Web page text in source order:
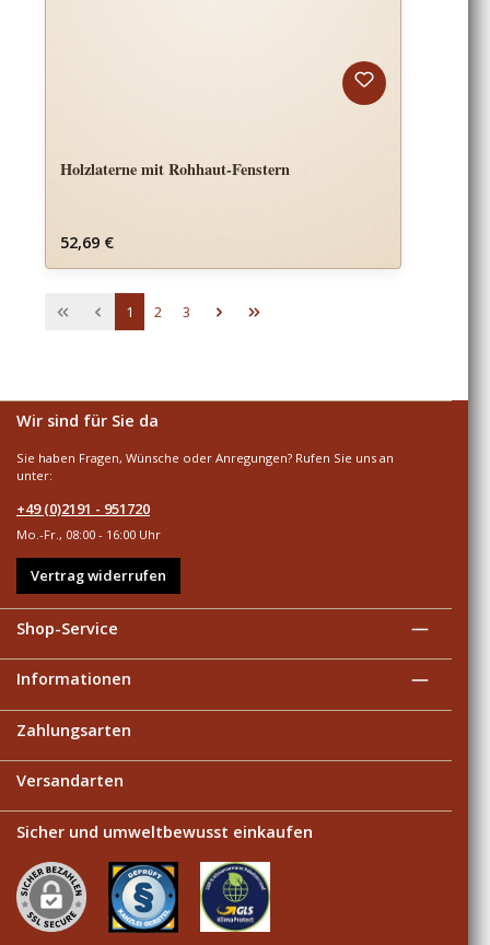
Holzlaterne mit Rohhaut-Fenstern
Regulärer Preis:
52,69 €
Seite
1 Seite
2 Seite
3
Wir sind für Sie da
Sie haben Fragen, Wünsche oder Anregungen? Rufen Sie uns an
unter:
+49 (0)2191 - 951720
Mo.-Fr., 08:00 - 16:00 Uhr
Vertrag widerrufen
Shop-Service
Informationen
Zahlungsarten
Versandarten
Sicher und umweltbewusst einkaufen